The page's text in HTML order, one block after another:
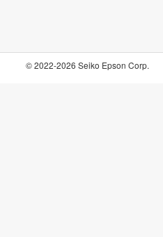
© 2022-2026 Seiko Epson Corp.